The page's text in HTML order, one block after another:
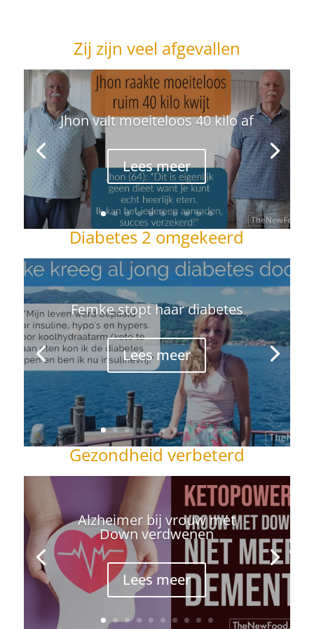
Zij zijn veel afgevallen
Jhon valt moeiteloos 40 kilo af
Lees meer
Diabetes 2 omgekeerd
Femke stopt haar diabetes
Lees meer
Gezondheid verbeterd
Alzheimer bij vrouw met
Down verdwenen
Lees meer